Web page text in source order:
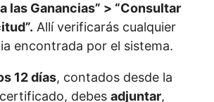
las Ganancias” > “Consultar
Allí verificarás cualquier
encontrada por el sistema.
12 días, contados desde la
debes adjuntar,